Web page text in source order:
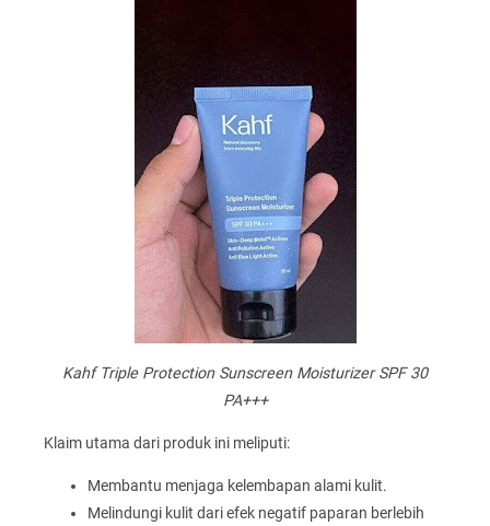
Kahf Triple Protection Sunscreen Moisturizer SPF 30
PA+++
Klaim utama dari produk ini meliputi:
Membantu menjaga kelembapan alami kulit.
Melindungi kulit dari efek negatif paparan berlebih